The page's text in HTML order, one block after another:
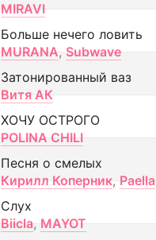
MIRAVI
Больше нечего ловить
MURANA, Subwave
Затонированный ваз
Витя АК
ХОЧУ ОСТРОГО
POLINA CHILI
Песня о смелых
Кирилл Коперник, Paella
Слух
Biicla, MAYOT